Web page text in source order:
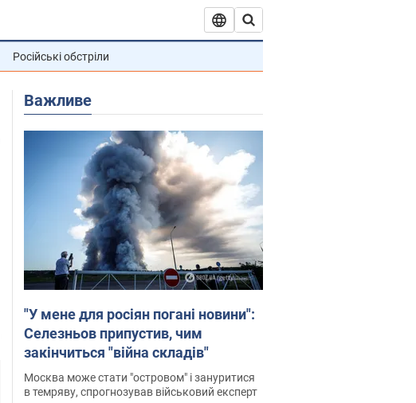
Російські обстріли
Важливе
"У мене для росіян погані новини":
Селезньов припустив, чим
закінчиться "війна складів"
Москва може стати "островом" і зануритися
в темряву, спрогнозував військовий експерт